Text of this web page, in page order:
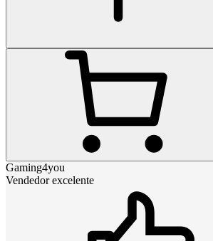
Gaming4you
Vendedor excelente